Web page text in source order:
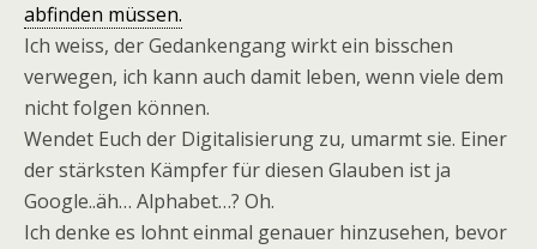
abfinden müssen.
Ich weiss, der Gedankengang wirkt ein bisschen
verwegen, ich kann auch damit leben, wenn viele dem
nicht folgen können.
Wendet Euch der Digitalisierung zu, umarmt sie. Einer
der stärksten Kämpfer für diesen Glauben ist ja
Google..äh… Alphabet…? Oh.
Ich denke es lohnt einmal genauer hinzusehen, bevor